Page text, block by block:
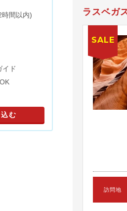
ラスベガ
訪問地
SALE
間以内)
イド